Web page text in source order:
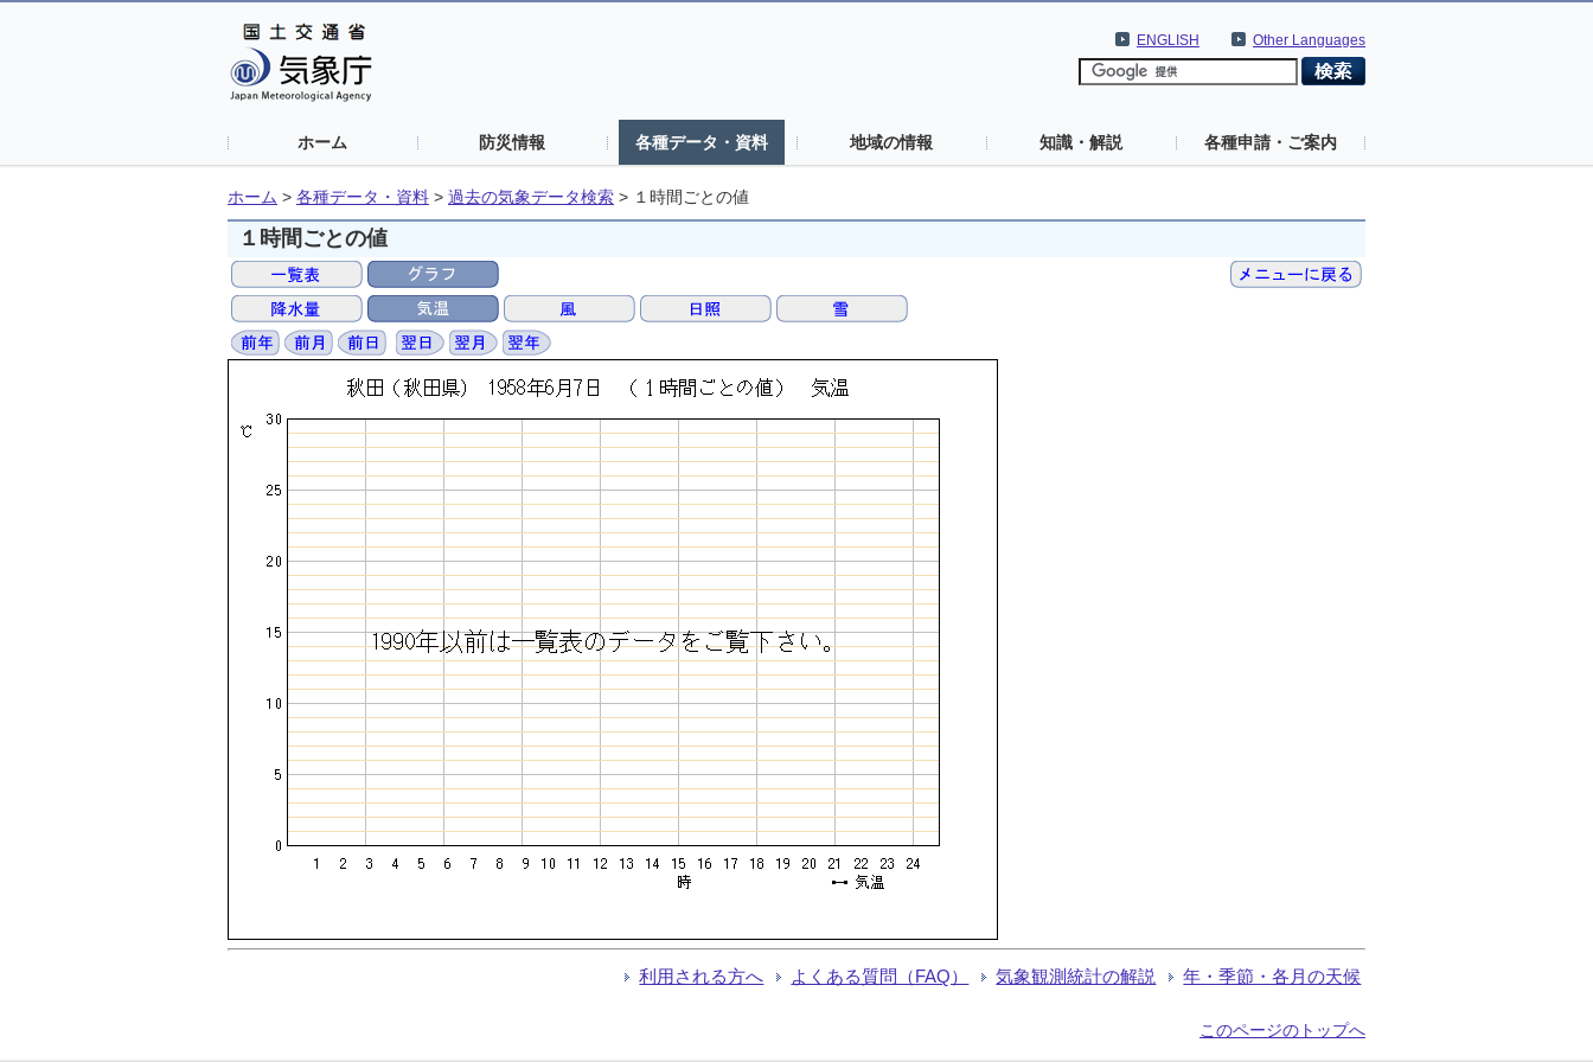
Other Languages
ENGLISH
ホーム 防災情報 各種データ・資料 地域の情報 知識・解説 各種申請・ご案内
ホーム > 各種データ・資料 > 過去の気象データ検索 > １時間ごとの値
１時間ごとの値
利用される方へ よくある質問（FAQ） 気象観測統計の解説 年・季節・各月の天候
このページのトップへ